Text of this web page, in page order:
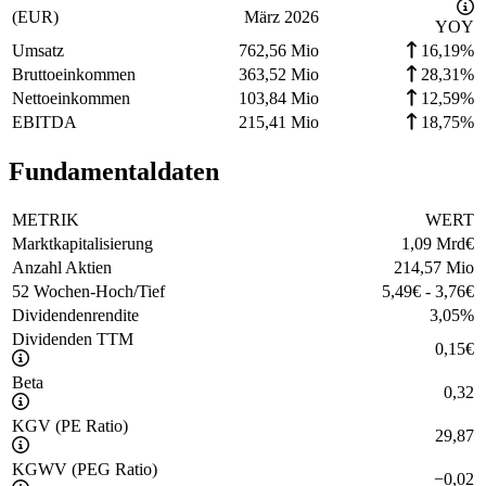
(EUR) März 2026
YOY
Umsatz
762,56 Mio
16,19%
Bruttoeinkommen
363,52 Mio
28,31%
Nettoeinkommen
103,84 Mio
12,59%
EBITDA
215,41 Mio 18,75%
Fundamentaldaten
METRIK
WERT
Marktkapitalisierung
1,09 Mrd€
Anzahl Aktien
214,57 Mio
52 Wochen-Hoch/Tief
5,49€ - 3,76€
Dividendenrendite
3,05%
Dividenden TTM
0,15€
Beta
0,32
KGV (PE Ratio)
29,87
KGWV (PEG Ratio)
−0,02